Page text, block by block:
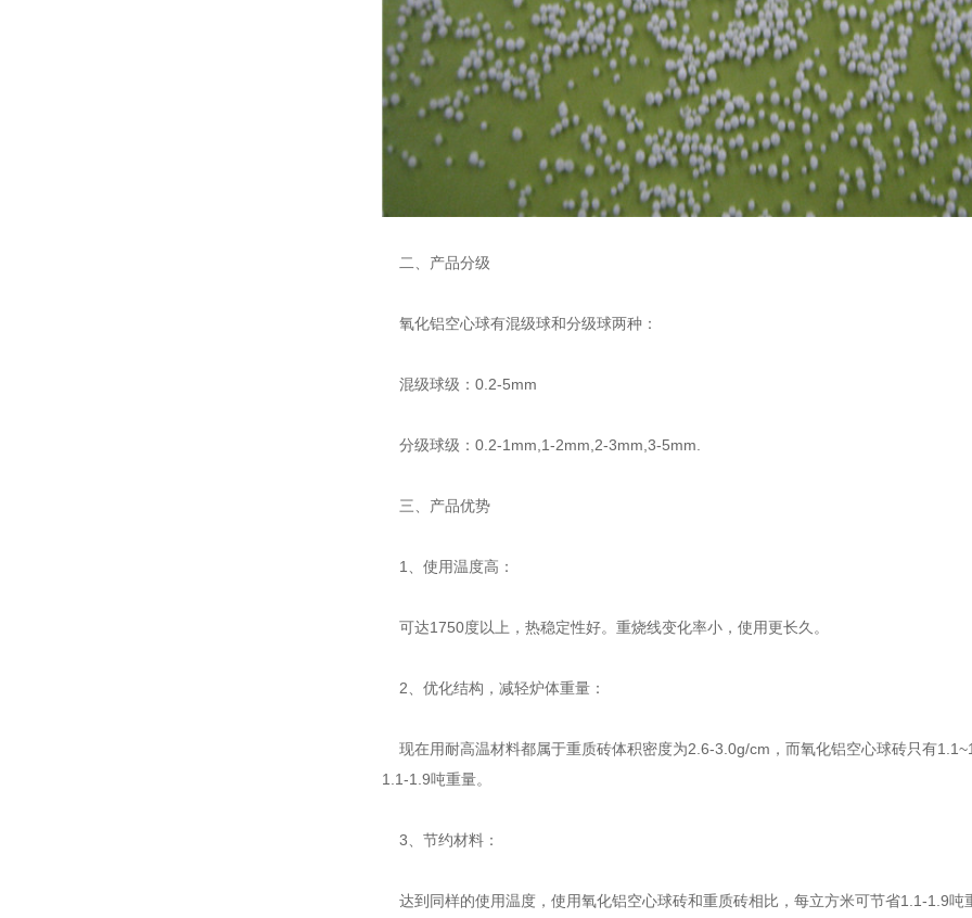
二、产品分级
氧化铝空心球有混级球和分级球两种：
混级球级：0.2-5mm
分级球级：0.2-1mm,1-2mm,2-3mm,3-5mm.
三、产品优势
1、使用温度高：
可达1750度以上，热稳定性好。重烧线变化率小，使用更长久。
2、优化结构，减轻炉体重量：
现在用耐高温材料都属于重质砖体积密度为2.6-3.0g/cm，而氧化铝空心球砖只有
1.1-1.9吨重量。
3、节约材料：
达到同样的使用温度，使用氧化铝空心球砖和重质砖相比，每立方米可节省1.1-1.9吨